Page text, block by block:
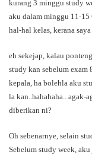
kurang 3 minggu study
aku dalam minggu 11-15
hal-hal kelas, kerana
eh sekejap, kalau
study kan sebelum exam
kepala, ha bolehla aku
la kan..hahahaha.. agak-
diberikan ni?
Oh sebenarnye, selain
Sebelum study week,